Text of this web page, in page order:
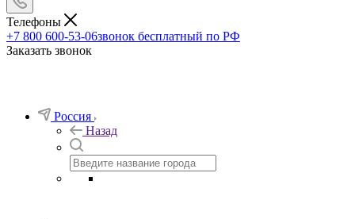
Телефоны
+7 800 600-53-06звонок бесплатный по РФ
Заказать звонок
Россия
Назад